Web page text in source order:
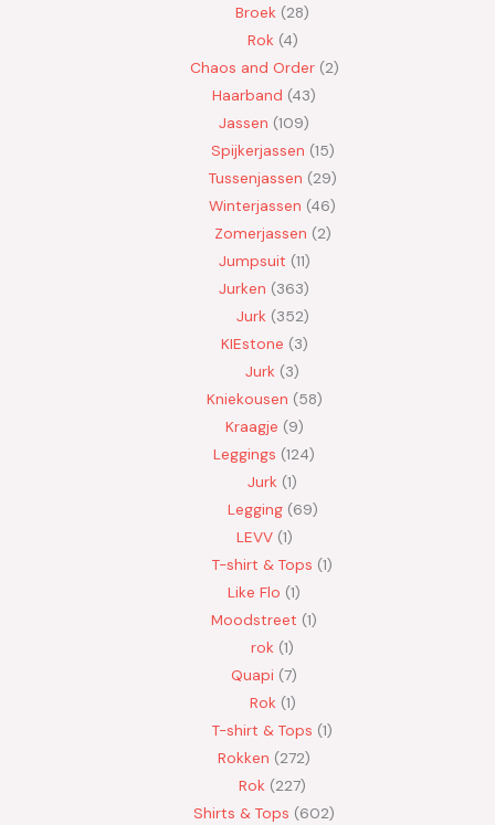
Broek 28
Rok 4
Chaos and Order 2
Haarband 43
Jassen 109
Spijkerjassen 15
Tussenjassen 29
Winterjassen 46
Zomerjassen 2
Jumpsuit 11
Jurken 363
Jurk 352
KIEstone 3
Jurk 3
Kniekousen 58
Kraagje 9
Leggings 124
Jurk 1
Legging 69
LEVV 1
T-shirt & Tops 1
Like Flo 1
Moodstreet 1
rok 1
Quapi 7
Rok 1
T-shirt & Tops 1
Rokken 272
Rok 227
Shirts & Tops 602